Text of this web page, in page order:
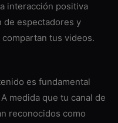
interacción positiva
de espectadores y
tus videos.
es fundamental
medida que tu canal de
reconocidos como